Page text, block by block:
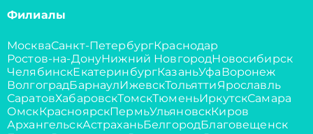
Филиалы
МоскваСанкт-ПетербургКраснодар
Ростов-на-ДонуНижний НовгородНовосибирск
ЧелябинскЕкатеринбургКазаньУфаВоронеж
ВолгоградБарнаулИжевскТольяттиЯрославль
СаратовХабаровскТомскТюменьИркутскСамара
ОмскКрасноярскПермьУльяновскКиров
АрхангельскАстраханьБелгородБлаговещенск